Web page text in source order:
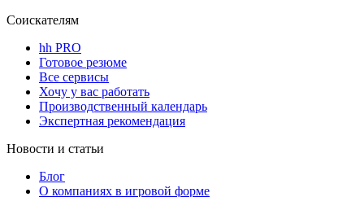
Соискателям
hh PRO
Готовое резюме
Все сервисы
Хочу у вас работать
Производственный календарь
Экспертная рекомендация
Новости и статьи
Блог
О компаниях в игровой форме